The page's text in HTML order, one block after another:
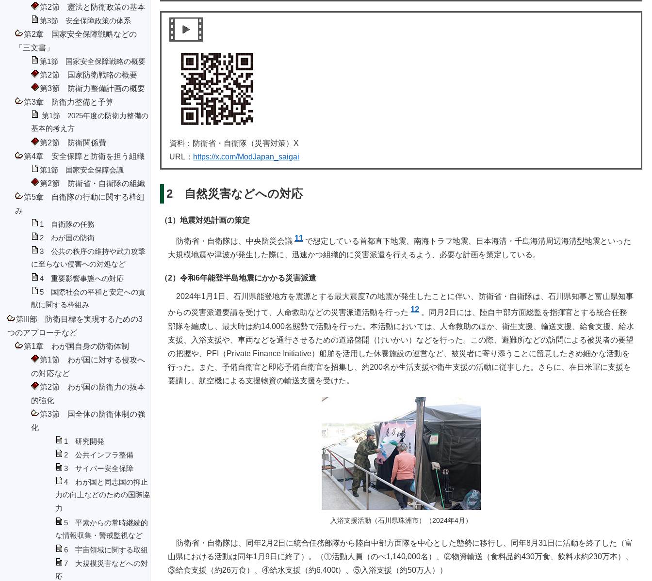
第2節 憲法と防衛政策の基本
第3節 安全保障政策の体系
第2章 国家安全保障戦略などの
「三文書」
第1節 国家安全保障戦略の概要
第2節 国家防衛戦略の概要
第3節 防衛力整備計画の概要
第3章 防衛力整備と予算
第1節 2025年度の防衛力整備の
基本的考え方
第2節 防衛関係費
第4章 安全保障と防衛を担う組織
第1節 国家安全保障会議
第2節 防衛省・自衛隊の組織
第5章 自衛隊の行動に関する枠組
み
1 自衛隊の任務
2 わが国の防衛
3 公共の秩序の維持や武力攻撃
に至らない侵害への対処など
4 重要影響事態への対応
5 国際社会の平和と安定への貢
献に関する枠組み
第III部 防衛目標を実現するための3
つのアプローチなど
第1章 わが国自身の防衛体制
第1節 わが国に対する侵攻へ
の対応など
第2節 わが国の防衛力の抜本
的強化
第3節 国全体の防衛体制の強
化
1 研究開発
2 公共インフラ整備
3 サイバー安全保障
4 わが国と同志国の抑止
力の向上などのための国際協
力
5 平素からの常時継続的
な情報収集・警戒監視など
6 宇宙領域に関する取組
7 大規模災害などへの対
応
資料：防衛省・自衛隊（災害対策）X
URL： https://x.com/ModJapan_saigai
2 自然災害などへの対応
（1）地震対処計画の策定
防衛省・自衛隊は、中央防災会議 11 で想定している首都直下地震、南海トラフ地震、日本海溝・千島海溝周辺海溝型地震といった
大規模地震や津波が発生した際に、迅速かつ組織的に災害派遣を行えるよう、必要な計画を策定している。
（2）令和6年能登半島地震にかかる災害派遣
2024年1月1日、石川県能登地方を震源とする最大震度7の地震が発生したことに伴い、防衛省・自衛隊は、石川県知事と富山県知事
からの災害派遣要請を受けて、人命救助などの災害派遣活動を行った 12 。同月2日には、陸自中部方面総監を指揮官とする統合任務
部隊を編成し、最大時は約14,000名態勢で活動を行った。本活動においては、人命救助のほか、衛生支援、輸送支援、給食支援、給水
支援、入浴支援や、車両などを通行させるための道路啓開（けいかい）などを行った。この際、避難所などの訪問による被災者の要望
の把握や、PFI（Private Finance Initiative）船舶を活用した休養施設の運営など、被災者に寄り添うことに留意したきめ細かな活動を
行った。また、予備自衛官と即応予備自衛官を招集し、約200名が生活支援や衛生支援の活動に従事した。さらに、在日米軍に支援を
要請し、航空機による支援物資の輸送支援を受けた。
入浴支援活動（石川県珠洲市）（2024年4月）
防衛省・自衛隊は、同年2月2日に統合任務部隊から陸自中部方面隊を中心とした態勢に移行し、同年8月31日に活動を終了した（富
山県における活動は同年1月9日に終了）。（①活動人員（のべ1,140,000名）、②物資輸送（食料品約430万食、飲料水約230万本）、
③給食支援（約26万食）、④給水支援（約6,400t）、⑤入浴支援（約50万人））